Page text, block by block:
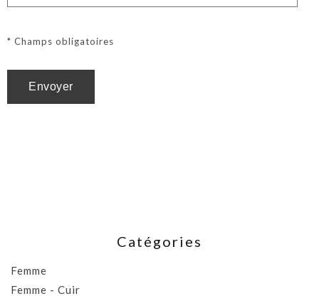
* Champs obligatoires
Catégories
Femme
Femme - Cuir